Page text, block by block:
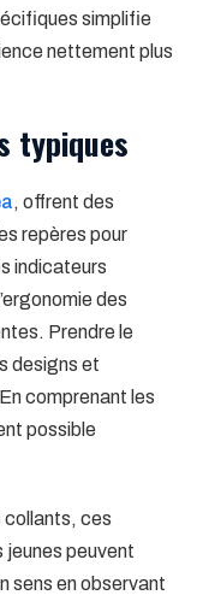
simplifie
nettement plus
typiques
, offrent des
repères pour
indicateurs
des
Prendre le
designs et
comprenant les
possible
collants, ces
jeunes peuvent
sens en observant